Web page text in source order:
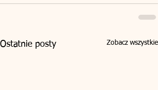
Ostatnie posty Zobacz wszystkie